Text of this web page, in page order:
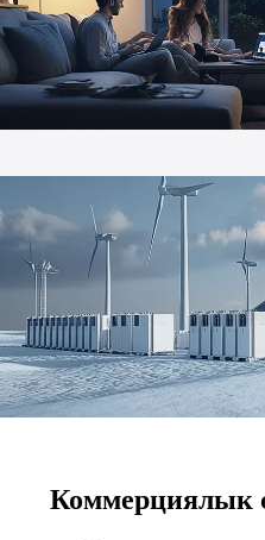
Коммерциялык